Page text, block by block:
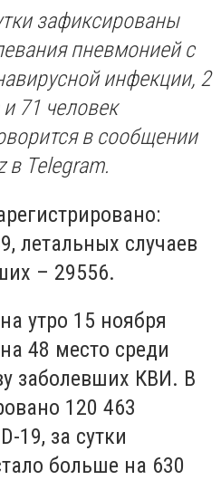
зафиксированы
пневмонией с
инфекции, 2
71 человек
в сообщении
в Telegram.
летальных случаев
– 29556.
утро 15 ноября
48 место среди
заболевших КВИ. В
120 463
19, за сутки
больше на 630